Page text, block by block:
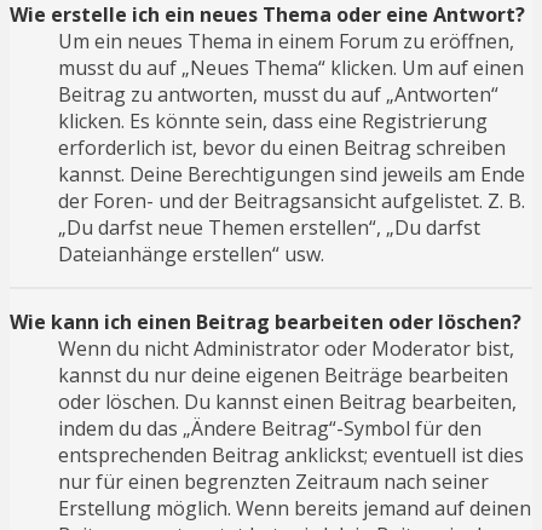
Wie erstelle ich ein neues Thema oder eine Antwort?
Um ein neues Thema in einem Forum zu eröffnen,
musst du auf „Neues Thema“ klicken. Um auf einen
Beitrag zu antworten, musst du auf „Antworten“
klicken. Es könnte sein, dass eine Registrierung
erforderlich ist, bevor du einen Beitrag schreiben
kannst. Deine Berechtigungen sind jeweils am Ende
der Foren- und der Beitragsansicht aufgelistet. Z. B.
„Du darfst neue Themen erstellen“, „Du darfst
Dateianhänge erstellen“ usw.
Wie kann ich einen Beitrag bearbeiten oder löschen?
Wenn du nicht Administrator oder Moderator bist,
kannst du nur deine eigenen Beiträge bearbeiten
oder löschen. Du kannst einen Beitrag bearbeiten,
indem du das „Ändere Beitrag“-Symbol für den
entsprechenden Beitrag anklickst; eventuell ist dies
nur für einen begrenzten Zeitraum nach seiner
Erstellung möglich. Wenn bereits jemand auf deinen